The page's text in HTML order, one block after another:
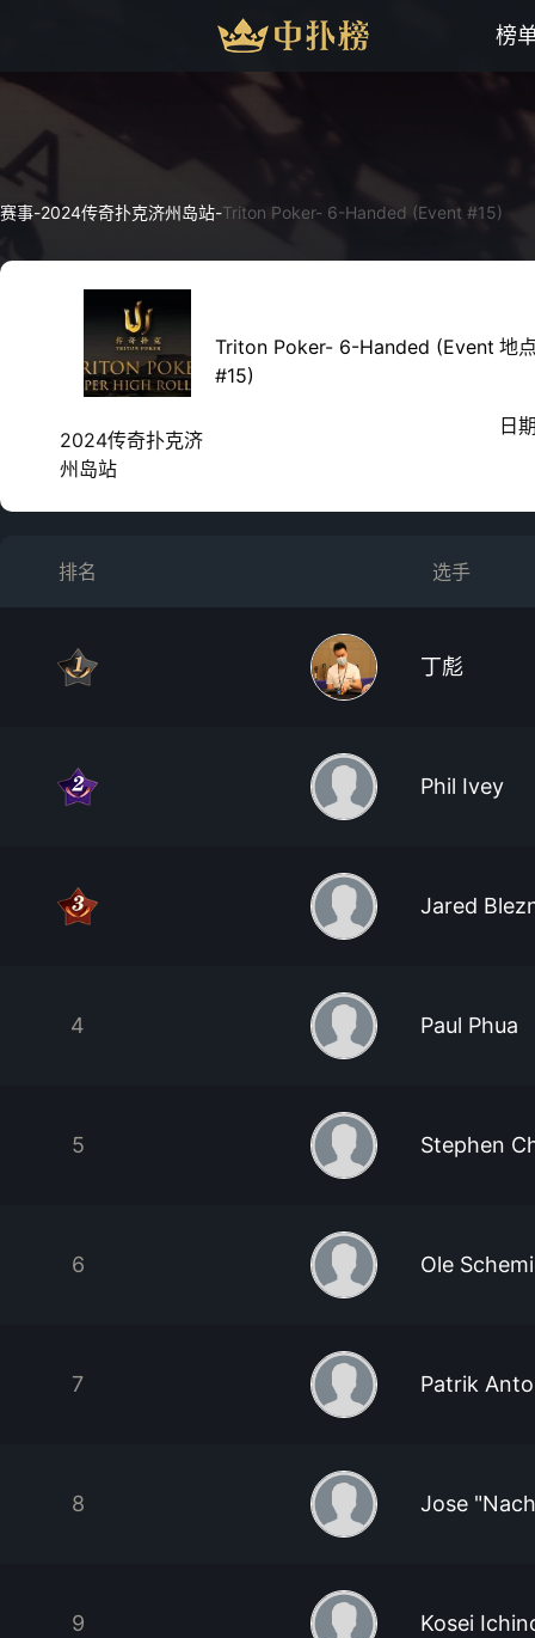
榜
赛事-2024传奇扑克济州岛站-Triton Poker- 6-Handed (Event #15)
2024传奇扑克济
州岛站
Triton Poker- 6-Handed (Event
#15)
地
日
排名 选手
丁彪
Phil Ivey
Jared
4 Paul Phua
5 Stephen
6 Ole
7 Patrik
8 Jose
9 Kosei